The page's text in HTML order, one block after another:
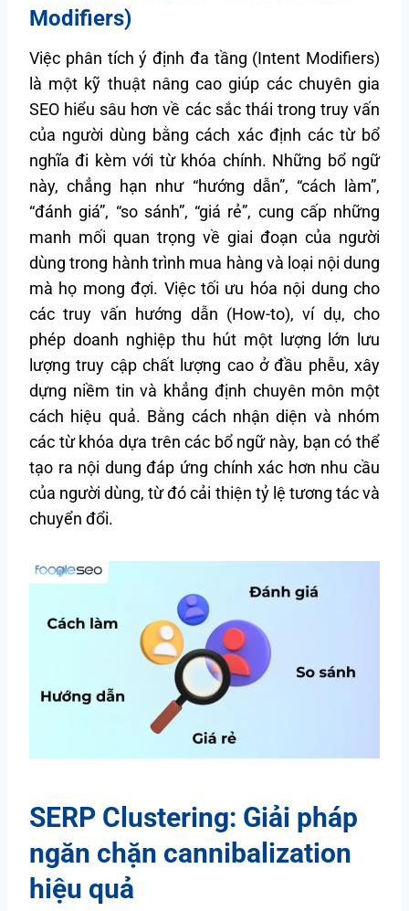
Modifiers)
Việc phân tích ý định đa tầng (Intent Modifiers)
là một kỹ thuật nâng cao giúp các chuyên gia
SEO hiểu sâu hơn về các sắc thái trong truy vấn
của người dùng bằng cách xác định các từ bổ
nghĩa đi kèm với từ khóa chính. Những bổ ngữ
này, chẳng hạn như “hướng dẫn”, “cách làm”,
“đánh giá”, “so sánh”, “giá rẻ”, cung cấp những
manh mối quan trọng về giai đoạn của người
dùng trong hành trình mua hàng và loại nội dung
mà họ mong đợi. Việc tối ưu hóa nội dung cho
các truy vấn hướng dẫn (How-to), ví dụ, cho
phép doanh nghiệp thu hút một lượng lớn lưu
lượng truy cập chất lượng cao ở đầu phễu, xây
dựng niềm tin và khẳng định chuyên môn một
cách hiệu quả. Bằng cách nhận diện và nhóm
các từ khóa dựa trên các bổ ngữ này, bạn có thể
tạo ra nội dung đáp ứng chính xác hơn nhu cầu
của người dùng, từ đó cải thiện tỷ lệ tương tác và
chuyển đổi.
SERP Clustering: Giải pháp
ngăn chặn cannibalization
hiệu quả